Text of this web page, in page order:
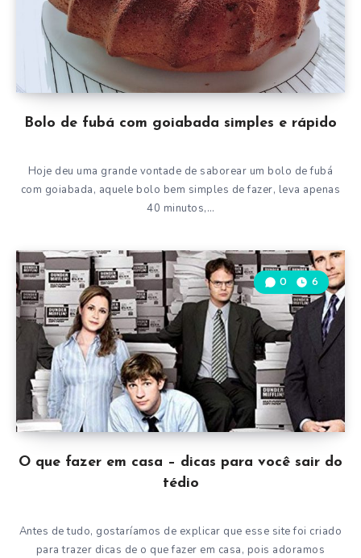
Bolo de fubá com goiabada simples e rápido
Hoje deu uma grande vontade de saborear um bolo de fubá
com goiabada, aquele bolo bem simples de fazer, leva apenas
40 minutos,…
O que fazer em casa – dicas para você sair do
tédio
0 6
Antes de tudo, gostaríamos de explicar que esse site foi criado
para trazer dicas de o que fazer em casa, pois adoramos